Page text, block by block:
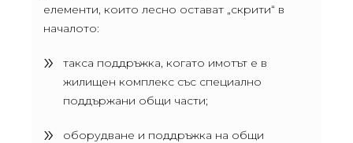
елементи, които лесно остават „скрити“ в
началото:
такса поддръжка, когато имотът е в
жилищен комплекс със специално
поддържани общи части;
оборудване и поддръжка на общи